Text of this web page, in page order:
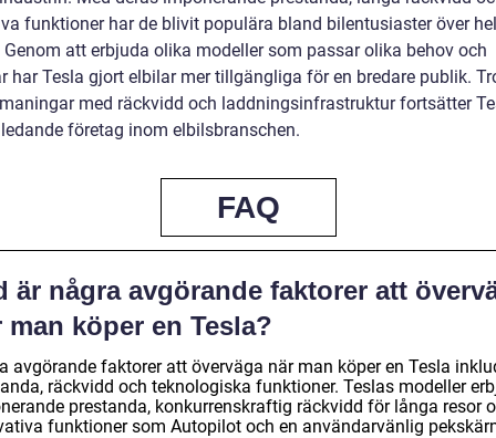
funktioner har de blivit populära bland bilentusiaster över
Genom att erbjuda olika modeller som passar olika behov och
har Tesla gjort elbilar mer tillgängliga för en bredare publik.
med räckvidd och laddningsinfrastruktur fortsätter
företag inom elbilsbranschen.
FAQ
är några avgörande faktorer att
man köper en Tesla?
avgörande faktorer att överväga när man köper en Tesla
räckvidd och teknologiska funktioner. Teslas modeller
prestanda, konkurrenskraftig räckvidd för långa resor
funktioner som Autopilot och en användarvänlig